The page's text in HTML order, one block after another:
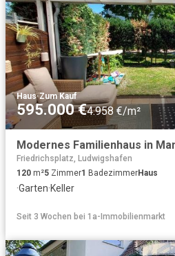
Haus·Zum Kauf
595.000 €4.958 €/m²
Friedrichsplatz, Ludwigshafen
120 m²5 Zimmer1 BadezimmerHaus
·Garten·Keller
Seit 3 Wochen bei 1a-Immobilienmarkt